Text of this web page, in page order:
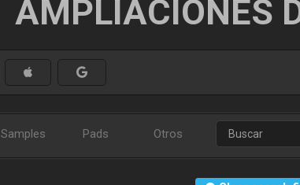
AMPLIACIONES
Samples Pads Otros